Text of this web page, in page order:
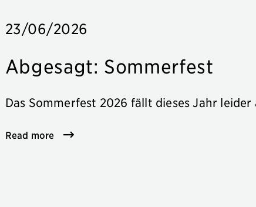
23/06/2026
Abgesagt: Sommerfest
Das Sommerfest 2026 fällt dieses Jahr leider
Read more